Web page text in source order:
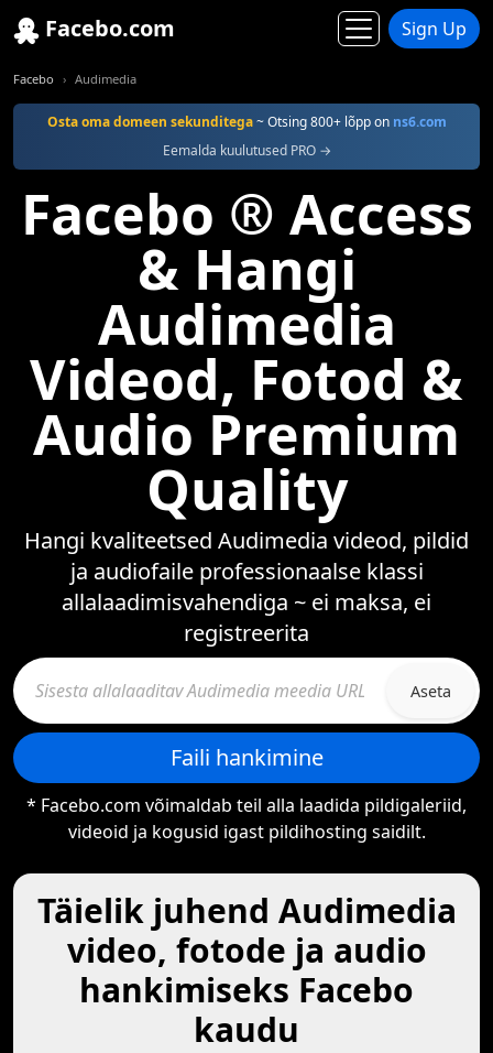
Facebo.com Sign Up
Facebo Audimedia
Osta oma domeen sekunditega~ Otsing 800+ lõpp on ns6.com
Eemalda kuulutused PRO →
Facebo ® Access
& Hangi
Audimedia
Videod, Fotod &
Audio Premium
Quality
Hangi kvaliteetsed Audimedia videod, pildid
ja audiofaile professionaalse klassi
allalaadimisvahendiga ~ ei maksa, ei
registreerita
Aseta
Faili hankimine
* Facebo.com võimaldab teil alla laadida pildigaleriid,
videoid ja kogusid igast pildihosting saidilt.
Täielik juhend Audimedia
video, fotode ja audio
hankimiseks Facebo
kaudu